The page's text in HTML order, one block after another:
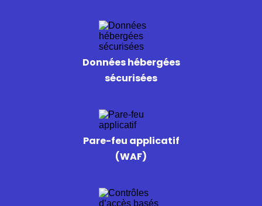
Données hébergées
sécurisées
Pare-feu applicatif
(WAF)